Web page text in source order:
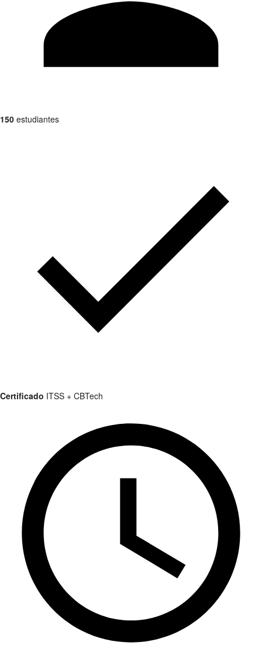
150 estudiantes
Certificado ITSS + CBTech